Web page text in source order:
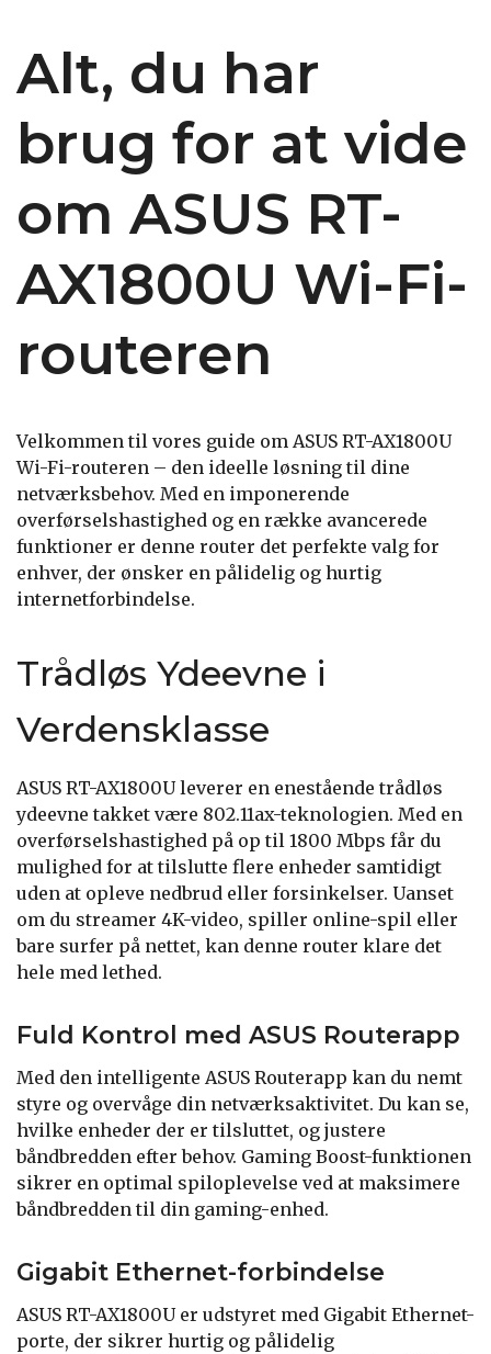
Alt, du har
brug for at vide
om ASUS RT-
AX1800U Wi-Fi-
routeren
Velkommen til vores guide om ASUS RT-AX1800U
Wi-Fi-routeren – den ideelle løsning til dine
netværksbehov. Med en imponerende
overførselshastighed og en række avancerede
funktioner er denne router det perfekte valg for
enhver, der ønsker en pålidelig og hurtig
internetforbindelse.
Trådløs Ydeevne i
Verdensklasse
ASUS RT-AX1800U leverer en enestående trådløs
ydeevne takket være 802.11ax-teknologien. Med en
overførselshastighed på op til 1800 Mbps får du
mulighed for at tilslutte flere enheder samtidigt
uden at opleve nedbrud eller forsinkelser. Uanset
om du streamer 4K-video, spiller online-spil eller
bare surfer på nettet, kan denne router klare det
hele med lethed.
Fuld Kontrol med ASUS Routerapp
Med den intelligente ASUS Routerapp kan du nemt
styre og overvåge din netværksaktivitet. Du kan se,
hvilke enheder der er tilsluttet, og justere
båndbredden efter behov. Gaming Boost-funktionen
sikrer en optimal spiloplevelse ved at maksimere
båndbredden til din gaming-enhed.
Gigabit Ethernet-forbindelse
ASUS RT-AX1800U er udstyret med Gigabit Ethernet-
porte, der sikrer hurtig og pålidelig